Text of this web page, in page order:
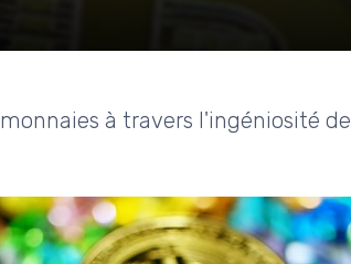
à travers l'ingéniosité de